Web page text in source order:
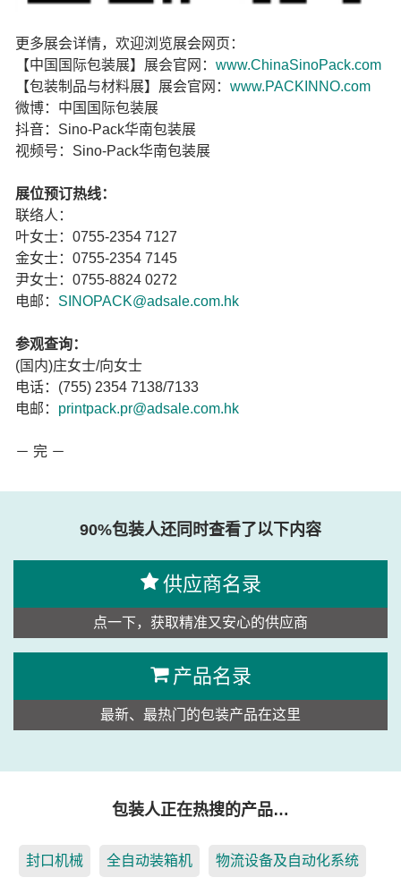
更多展会详情，欢迎浏览展会网页：
【中国国际包装展】展会官网： www.ChinaSinoPack.com
【包装制品与材料展】展会官网： www.PACKINNO.com
微博：中国国际包装展
抖音：Sino-Pack华南包装展
视频号：Sino-Pack华南包装展
展位预订热线：
联络人：
叶女士：0755-2354 7127
金女士：0755-2354 7145
尹女士：0755-8824 0272
电邮： SINOPACK@adsale.com.hk
参观查询：
(国内)庄女士/向女士
电话：(755) 2354 7138/7133
电邮： printpack.pr@adsale.com.hk
－ 完 －
90%包装人还同时查看了以下内容
供应商名录
点一下，获取精准又安心的供应商
产品名录
最新、最热门的包装产品在这里
包装人正在热搜的产品…
封口机械 全自动装箱机 物流设备及自动化系统